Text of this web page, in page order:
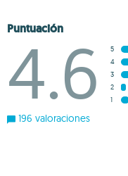
Puntuación
4.6
5
4
3
2
1
196 valoraciones